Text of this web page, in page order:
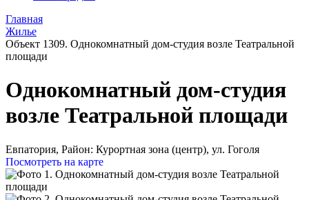
Главная
Жилье
Объект 1309. Однокомнатный дом-студия возле Театральной
площади
Однокомнатный дом-студия
возле Театральной площади
Евпатория, Район: Курортная зона (центр), ул. Гоголя
Посмотреть на карте